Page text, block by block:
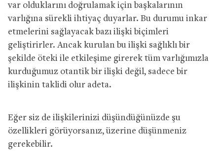
var olduklarını doğrulamak için başkalarının
varlığına sürekli ihtiyaç duyarlar. Bu durumu inkar
etmelerini sağlayacak bazı ilişki biçimleri
geliştirirler. Ancak kurulan bu ilişki sağlıklı bir
şekilde öteki ile etkileşime girerek tüm varlığımızla
kurduğumuz otantik bir ilişki değil, sadece bir
ilişkinin taklidi olur adeta.
Eğer siz de ilişkilerinizi düşündüğünüzde şu
özellikleri görüyorsanız, üzerine düşünmeniz
gerekebilir.